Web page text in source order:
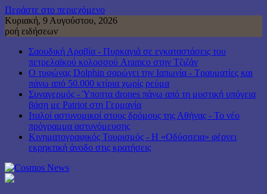
Περάστε στο περιεχόμενο
Κυριακή, 9 Αυγούστου, 2026
ροή ειδήσεων
Σαουδική Αραβία - Πυρκαγιά σε εγκαταστάσεις του
πετρελαϊκού κολοσσού Aramco στην Τζιζάν
Ο τυφώνας Dolphin σαρώνει την Ιαπωνία - Τραυματίες και
πάνω από 50.000 κτίρια χωρίς ρεύμα
Συναγερμός - Ύποπτα drones πάνω από τη μυστική υπόγεια
βάση με Patriot στη Γερμανία
Ιταλοί αστυνομικοί στους δρόμους της Αθήνας - Το νέο
πρόγραμμα αστυνόμευσης
Κινηματογραφικός Τουρισμός - Η «Οδύσσεια» φέρνει
εκρηκτική άνοδο στις κρατήσεις